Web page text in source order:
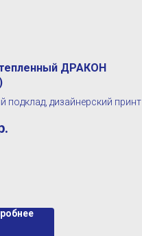
ДРАКОН
подклад, дизайнерский принт